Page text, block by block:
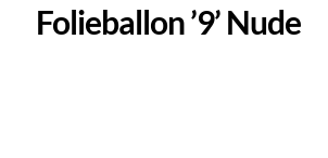
Folieballon ’9’ Nude